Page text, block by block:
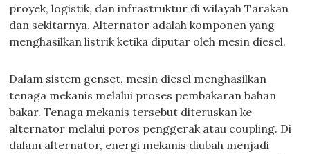
proyek, logistik, dan infrastruktur di wilayah Tarakan
dan sekitarnya. Alternator adalah komponen yang
menghasilkan listrik ketika diputar oleh mesin diesel.
Dalam sistem genset, mesin diesel menghasilkan
tenaga mekanis melalui proses pembakaran bahan
bakar. Tenaga mekanis tersebut diteruskan ke
alternator melalui poros penggerak atau coupling. Di
dalam alternator, energi mekanis diubah menjadi